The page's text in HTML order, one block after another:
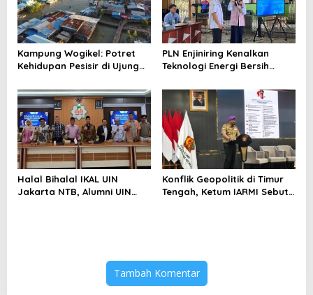
Kampung Wogikel: Potret
Kehidupan Pesisir di Ujung
Bertahan di Tengah
Keterbatasan
PLN Enjiniring Kenalkan
Teknologi Energi Bersih
Halal Bihalal IKAL UIN
Jakarta NTB, Alumni UIN
Konflik Geopolitik di Timur
Tengah, Ketum IARMI Sebut
Tambah Komentar